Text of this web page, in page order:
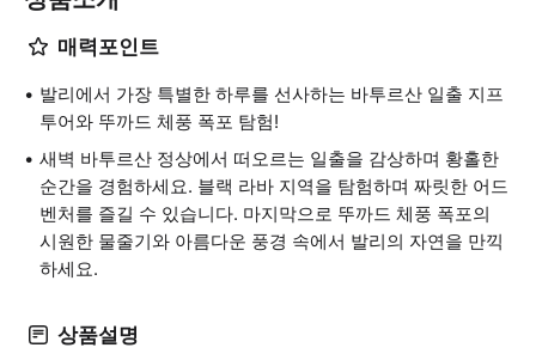
매력포인트
발리에서 가장 특별한 하루를 선사하는 바투르산 일출 지프
투어와 뚜까드 체풍 폭포 탐험!
새벽 바투르산 정상에서 떠오르는 일출을 감상하며 황홀한
순간을 경험하세요. 블랙 라바 지역을 탐험하며 짜릿한 어드
벤처를 즐길 수 있습니다. 마지막으로 뚜까드 체풍 폭포의
시원한 물줄기와 아름다운 풍경 속에서 발리의 자연을 만끽
하세요.
상품설명